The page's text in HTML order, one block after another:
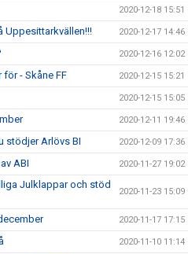
2020-12-18 15:51
Uppesittarkvällen!!! 2020-12-17 14:46
2020-12-16 12:02
- Skåne FF 2020-12-15 15:21
2020-12-15 15:05
2020-12-11 19:46
stödjer Arlövs BI 2020-12-09 17:36
ABI 2020-11-27 19:02
Julklappar och stöd
2020-11-23 15:09
2020-11-17 17:15
2020-11-10 11:14